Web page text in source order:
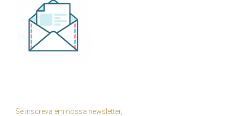
Se inscreva em nossa newsletter,